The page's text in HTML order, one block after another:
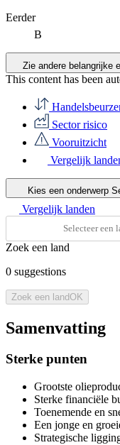
Eerder
B
Zie andere belangrijke
This content has been
Sector risico
Vooruitzicht
Vergelijk
Kies een onderwerp
Vergelijk landen
Zoek een land
0 suggestions
Zoek een landOK
Samenvatting
Sterke punten
Grootste
Sterke financiële
Toenemende en
Een jonge en
Strategische